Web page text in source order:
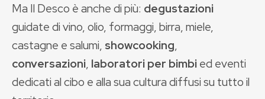
Ma Il Desco è anche di più: degustazioni
guidate di vino, olio, formaggi, birra, miele,
castagne e salumi, showcooking,
conversazioni, laboratori per bimbied eventi
dedicati al cibo e alla sua cultura diffusi su tutto il